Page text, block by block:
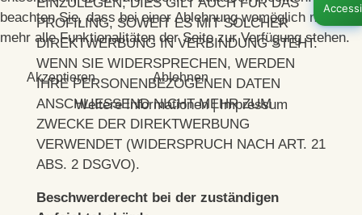
EINZULEGEN; DIES GILT AUCH FÜR DAS
PROFILING, SOWEIT ES MIT SOLCHER
DIREKTWERBUNG IN VERBINDUNG STEHT.
WENN SIE WIDERSPRECHEN, WERDEN
IHRE PERSONENBEZOGENEN DATEN
ANSCHLIESSEND NICHT MEHR ZUM
ZWECKE DER DIREKTWERBUNG
VERWENDET (WIDERSPRUCH NACH ART. 21
ABS. 2 DSGVO).
Beschwerde­recht bei der zuständigen
beachten Sie, dass bei einer Ablehnung womöglich nicht
mehr alle Funktionalitäten der Seite zur Verfügung stehen.
Akzeptieren Ablehnen
Weitere Informationen|Impressum